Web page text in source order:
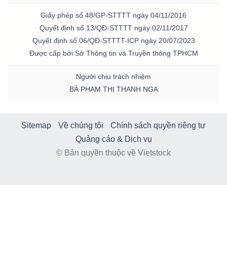
Giấy phép số 48/GP-STTTT ngày 04/11/2016
Quyết định số 13/QĐ-STTTT ngày 02/11/2017
Quyết định số 06/QĐ-STTTT-ICP ngày 20/07/2023
Được cấp bởi Sở Thông tin và Truyền thông TPHCM
Người chịu trách nhiệm
BÀ PHẠM THỊ THANH NGA
Sitemap Về chúng tôi
Chính sách quyền riêng tư
Quảng cáo & Dịch vụ
© Bản quyền thuộc về Vietstock